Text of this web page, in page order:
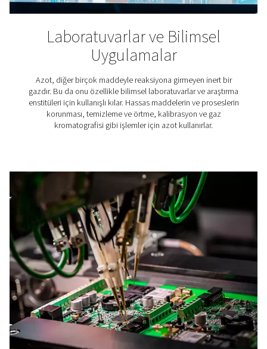
Lastik şişirme
Lastik şişirme için nitrojen kullanmanın birçok avantajı
güvenliği açısından fayda sağlar. Ve bu azotu elde
yolu, sadece kendi üretiminizi yapmaktır.